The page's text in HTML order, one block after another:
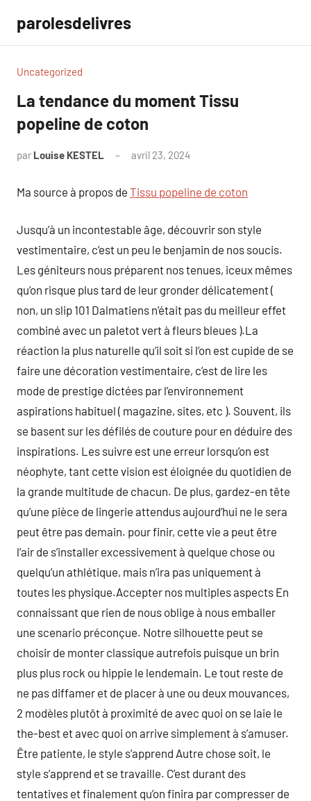
contenu
parolesdelivres
Uncategorized
La tendance du moment Tissu
popeline de coton
par Louise KESTEL avril 23, 2024
Ma source à propos de Tissu popeline de coton
Jusqu’à un incontestable âge, découvrir son style
vestimentaire, c’est un peu le benjamin de nos soucis.
Les géniteurs nous préparent nos tenues, iceux mêmes
qu’on risque plus tard de leur gronder délicatement (
non, un slip 101 Dalmatiens n’était pas du meilleur effet
combiné avec un paletot vert à fleurs bleues ).La
réaction la plus naturelle qu’il soit si l’on est cupide de se
faire une décoration vestimentaire, c’est de lire les
mode de prestige dictées par l’environnement
aspirations habituel ( magazine, sites, etc ). Souvent, ils
se basent sur les défilés de couture pour en déduire des
inspirations. Les suivre est une erreur lorsqu’on est
néophyte, tant cette vision est éloignée du quotidien de
la grande multitude de chacun. De plus, gardez-en tête
qu’une pièce de lingerie attendus aujourd’hui ne le sera
peut être pas demain. pour finir, cette vie a peut être
l’air de s’installer excessivement à quelque chose ou
quelqu’un athlétique, mais n’ira pas uniquement à
toutes les physique.Accepter nos multiples aspects En
connaissant que rien de nous oblige à nous emballer
une scenario préconçue. Notre silhouette peut se
choisir de monter classique autrefois puisque un brin
plus plus rock ou hippie le lendemain. Le tout reste de
ne pas diffamer et de placer à une ou deux mouvances,
2 modèles plutôt à proximité de avec quoi on se laie le
the-best et avec quoi on arrive simplement à s’amuser.
Être patiente, le style s’apprend Autre chose soit, le
style s’apprend et se travaille. C’est durant des
tentatives et finalement qu’on finira par compresser de